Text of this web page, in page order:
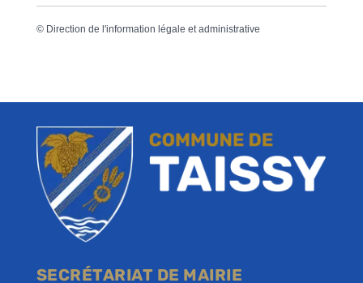
© Direction de l'information légale et administrative
SECRÉTARIAT DE MAIRIE